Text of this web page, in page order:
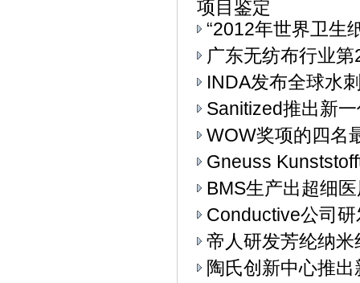
项目鉴定
“2012年世界卫生
广东无纺布行业
INDA发布全球水
Sanitized推出新
WOW奖项的四名
Gneuss
BMS生产出超细
Conductive公司
帝人研发芳纶纳
陶氏创新中心推出